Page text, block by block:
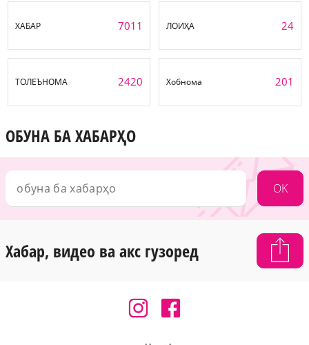
ХАБАР 7011 ЛОИҲА 24
ТОЛЕЪНОМА 2420 Хобнома 201
ОБУНА БА ХАБАРҲО
OK
Хабар, видео ва акс гузоред